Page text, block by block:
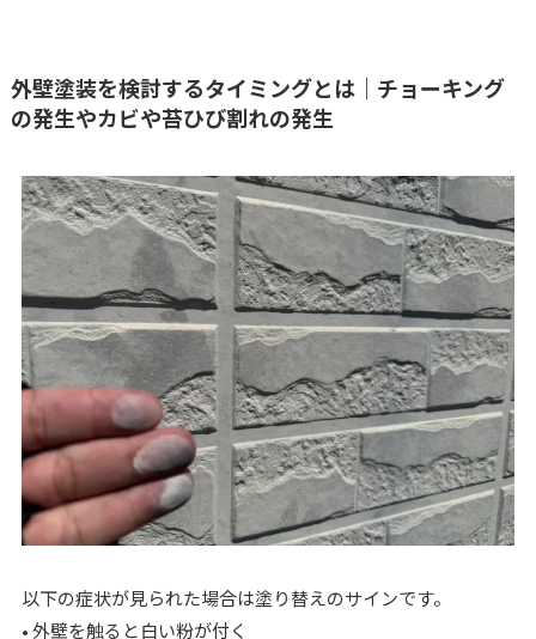
外壁塗装を検討するタイミングとは｜チョーキング
の発生やカビや苔ひび割れの発生
以下の症状が見られた場合は塗り替えのサインです。
• 外壁を触ると白い粉が付く